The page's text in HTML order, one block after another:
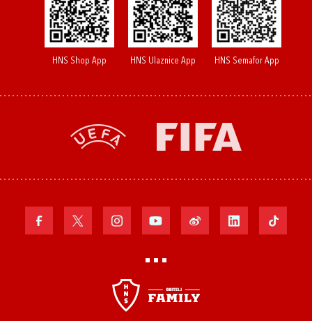
HNS Shop App HNS Ulaznice App HNS Semafor App